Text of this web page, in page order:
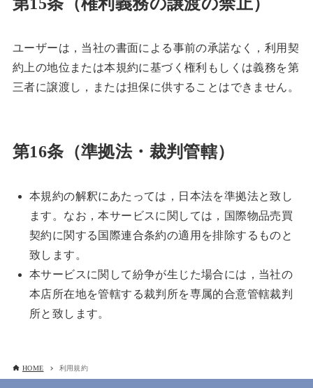
ユーザーは，当社の書面による事前の承諾なく，利用契
約上の地位または本規約に基づく権利もしくは義務を第
三者に譲渡し，または担保に供することはできません。
第16条（準拠法・裁判管轄）
本規約の解釈にあたっては，日本法を準拠法と致し
ます。なお，本サービスに関しては，国際物品売買
契約に関する国際連合条約の適用を排除するものと
致します。
本サービスに関して紛争が生じた場合には，当社の
本店所在地を管轄する裁判所を専属的合意管轄裁判
所と致します。
HOME 利用規約